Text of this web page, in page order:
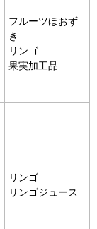
フルーツほおず
き
リンゴ
果実加工品
リンゴ
リンゴジュース